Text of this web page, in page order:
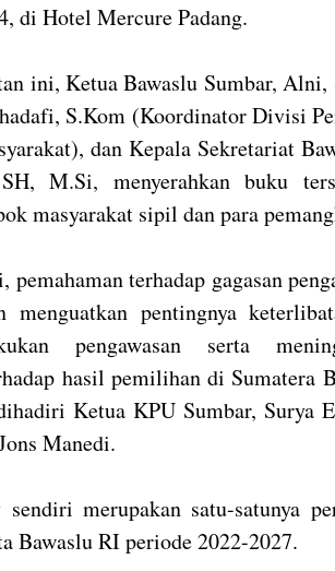
di Hotel Mercure Padang.
ini, Ketua Bawaslu Sumbar,
S.Kom (Koordinator Divisi
dan Kepala Sekretariat
M.Si, menyerahkan buku
masyarakat sipil dan para
pemahaman terhadap gagasan
pentingnya
pengawasan serta
hasil pemilihan di Sumatera
Ketua KPU Sumbar, Surya
Manedi.
merupakan satu-satunya
Bawaslu RI periode 2022-2027.